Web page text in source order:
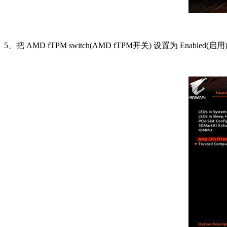
5、把 AMD fTPM switch(AMD fTPM开关) 设置为 Enabled(启用